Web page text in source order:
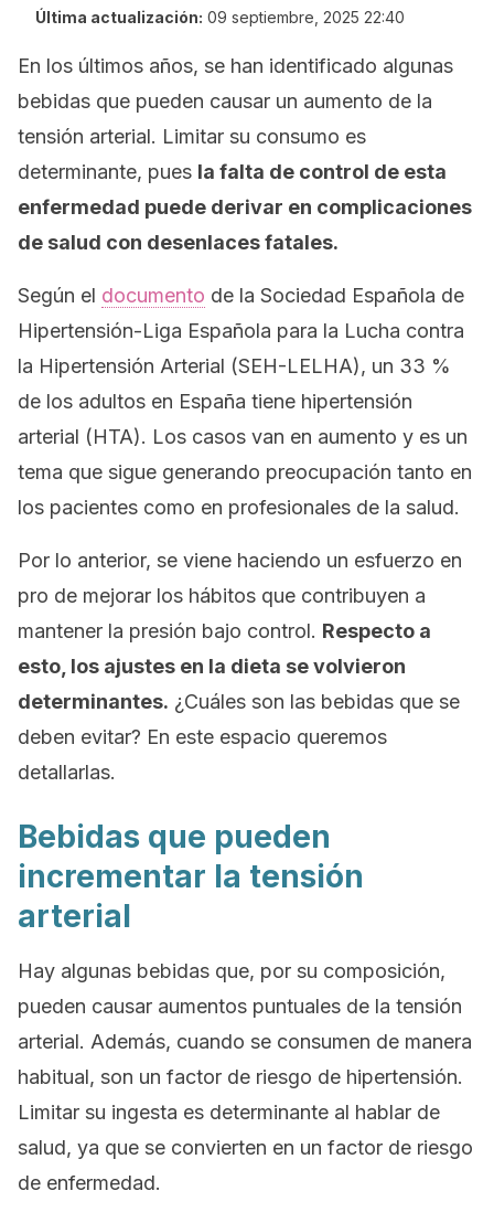
Última actualización: 09 septiembre, 2025 22:40
En los últimos años, se han identificado algunas
bebidas que pueden causar un aumento de la
tensión arterial. Limitar su consumo es
determinante, pues la falta de control de esta
enfermedad puede derivar en complicaciones
de salud con desenlaces fatales.
Según el documento de la Sociedad Española de
Hipertensión-Liga Española para la Lucha contra
la Hipertensión Arterial (SEH-LELHA), un 33 %
de los adultos en España tiene hipertensión
arterial (HTA). Los casos van en aumento y es un
tema que sigue generando preocupación tanto en
los pacientes como en profesionales de la salud.
Por lo anterior, se viene haciendo un esfuerzo en
pro de mejorar los hábitos que contribuyen a
mantener la presión bajo control. Respecto a
esto, los ajustes en la dieta se volvieron
determinantes. ¿Cuáles son las bebidas que se
deben evitar? En este espacio queremos
detallarlas.
Bebidas que pueden
incrementar la tensión
arterial
Hay algunas bebidas que, por su composición,
pueden causar aumentos puntuales de la tensión
arterial. Además, cuando se consumen de manera
habitual, son un factor de riesgo de hipertensión.
Limitar su ingesta es determinante al hablar de
salud, ya que se convierten en un factor de riesgo
de enfermedad.